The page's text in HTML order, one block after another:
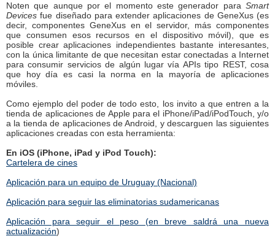
Noten que aunque por el momento este generador para Smart
Devices fue diseñado para extender aplicaciones de GeneXus (es
decir, componentes GeneXus en el servidor, más componentes
que consumen esos recursos en el dispositivo móvil), que es
posible crear aplicaciones independientes bastante interesantes,
con la única limitante de que necesitan estar conectadas a Internet
para consumir servicios de algún lugar vía APIs tipo REST, cosa
que hoy día es casi la norma en la mayoría de aplicaciones
móviles.
Como ejemplo del poder de todo esto, los invito a que entren a la
tienda de aplicaciones de Apple para el iPhone/iPad/iPodTouch, y/o
a la tienda de aplicaciones de Android, y descarguen las siguientes
aplicaciones creadas con esta herramienta:
En iOS (iPhone, iPad y iPod Touch):
Cartelera de cines
Aplicación para un equipo de Uruguay (Nacional)
Aplicación para seguir las eliminatorias sudamericanas
Aplicación para seguir el peso (en breve saldrá una nueva
actualización)